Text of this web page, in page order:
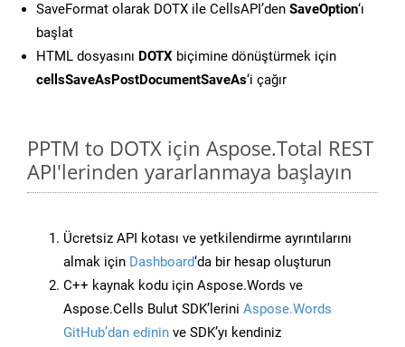
SaveFormat olarak DOTX ile CellsAPI’den SaveOption‘ı
başlat
HTML dosyasını DOTX biçimine dönüştürmek için
cellsSaveAsPostDocumentSaveAs‘i çağır
PPTM to DOTX için Aspose.Total REST
API'lerinden yararlanmaya başlayın
Ücretsiz API kotası ve yetkilendirme ayrıntılarını
almak için Dashboard‘da bir hesap oluşturun
C++ kaynak kodu için Aspose.Words ve
Aspose.Cells Bulut SDK’lerini Aspose.Words
GitHub’dan edinin ve SDK’yı kendiniz